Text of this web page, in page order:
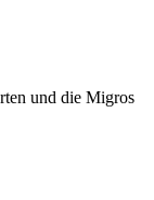
und die Migros